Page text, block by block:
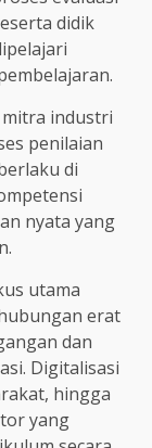
didik
mitra industri
penilaian
di
nyata yang
utama
erat
dan
Digitalisasi
hingga
yang